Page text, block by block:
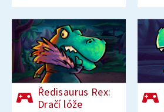
Ředisaurus Rex:
Dračí lóže